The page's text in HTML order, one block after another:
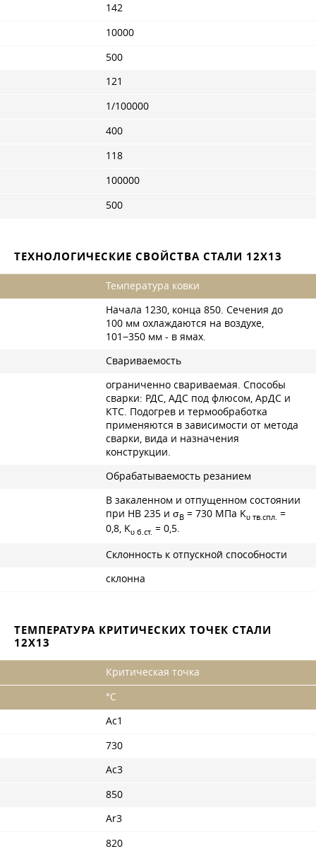
142
10000
500
121
1/100000
400
118
100000
500
ТЕХНОЛОГИЧЕСКИЕ СВОЙСТВА СТАЛИ 12Х13
Температура ковки
Начала 1230, конца 850. Сечения до
100 мм охлаждаются на воздухе,
101−350 мм - в ямах.
Свариваемость
ограниченно свариваемая. Способы
сварки: РДС, АДС под флюсом, АрДС и
КТС. Подогрев и термообработка
применяются в зависимости от метода
сварки, вида и назначения
конструкции.
Обрабатываемость резанием
В закаленном и отпущенном состоянии
при НВ 235 и σB = 730 МПа Kυ тв.спл. =
0,8, Kυ б.ст. = 0,5.
Склонность к отпускной способности
склонна
ТЕМПЕРАТУРА КРИТИЧЕСКИХ ТОЧЕК СТАЛИ
12Х13
Критическая точка
°С
Ac1
730
Ac3
850
Ar3
820